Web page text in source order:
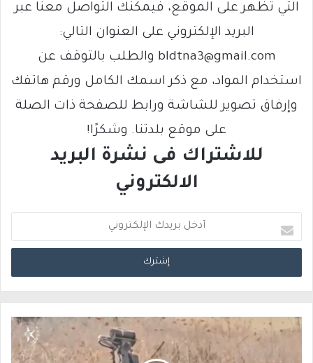
التي تظهر على الموقع، فيمكنك التواصل معنا عبر
البريد الإلكتروني على العنوان التالي:
bldtna3@gmail.com والطلب بالتوقف عن
استخدام المواد، مع ذكر اسمك الكامل ورقم هاتفك
وإرفاق تصوير للشاشة ورابط للصفحة ذات الصلة
على موقع بلدتنا. وشكرًا!
للاشتراك فى نشرة البريد
الالكتروني
د
خ
ب